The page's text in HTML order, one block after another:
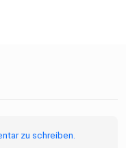
zu schreiben.